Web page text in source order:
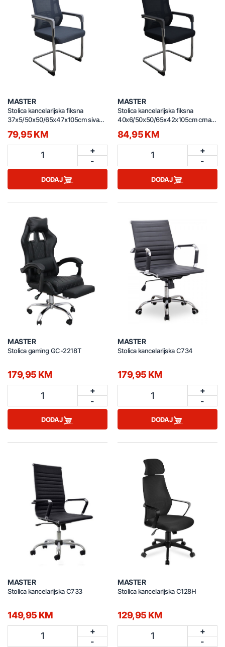
MASTER
Stolica kancelarijska fiksna
37x5/50x50/65x47x105cm siva
79,95 KM
1
+
-
DODAJ
MASTER
Stolica kancelarijska fiksna
40x6/50x50/65x42x105cm crna
84,95 KM
1
+
-
DODAJ
MASTER
Stolica gaming GC-2218T
179,95 KM
1
+
-
DODAJ
MASTER
Stolica kancelarijska C734
179,95 KM
1
+
-
DODAJ
MASTER
Stolica kancelarijska C733
149,95 KM
1
+
-
MASTER
Stolica kancelarijska C128H
129,95 KM
1
+
-